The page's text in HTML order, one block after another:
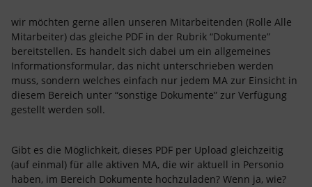
wir möchten gerne allen unseren Mitarbeitenden (Rolle Alle
Mitarbeiter) das gleiche PDF in der Rubrik “Dokumente”
bereitstellen. Es handelt sich dabei um ein allgemeines
Informationsformular, das nicht unterschrieben werden
muss, sondern welches einfach nur jedem MA zur Einsicht in
diesem Bereich unter “sonstige Dokumente” zur Verfügung
gestellt werden soll.
Gibt es die Möglichkeit, dieses PDF per Upload gleichzeitig
(auf einmal) für alle aktiven MA, die wir aktuell in Personio
haben, im Bereich Dokumente hochzuladen? Wenn ja, wie?